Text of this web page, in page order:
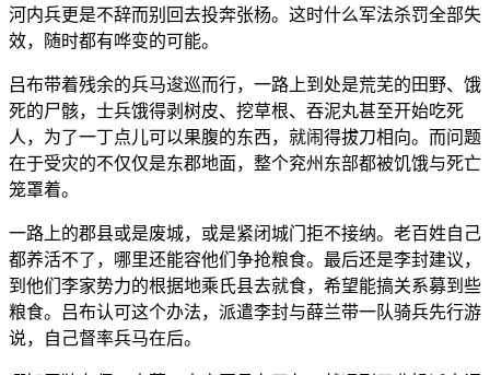
河内兵更是不辞而别回去投奔张杨。这时什么军法杀罚全部失
效，随时都有哗变的可能。
吕布带着残余的兵马逡巡而行，一路上到处是荒芜的田野、饿
死的尸骸，士兵饿得剥树皮、挖草根、吞泥丸甚至开始吃死
人，为了一丁点儿可以果腹的东西，就闹得拔刀相向。而问题
在于受灾的不仅仅是东郡地面，整个兖州东部都被饥饿与死亡
笼罩着。
一路上的郡县或是废城，或是紧闭城门拒不接纳。老百姓自己
都养活不了，哪里还能容他们争抢粮食。最后还是李封建议，
到他们李家势力的根据地乘氏县去就食，希望能搞关系募到些
粮食。吕布认可这个办法，派遣李封与薛兰带一队骑兵先行游
说，自己督率兵马在后。